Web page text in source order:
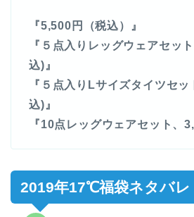
『5,500円（税込）』
『５点入りレッグウェアセッ
込)』
『５点入りLサイズタイツセ
込)』
『10点レッグウェアセット、
2019年17℃福袋ネタバレ